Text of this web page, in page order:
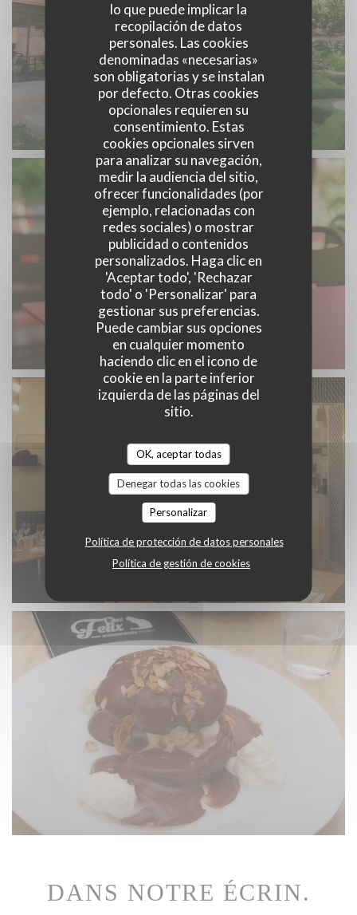
lo que puede implicar la
recopilación de datos
personales. Las cookies
denominadas «necesarias»
son obligatorias y se instalan
por defecto. Otras cookies
opcionales requieren su
consentimiento. Estas
cookies opcionales sirven
para analizar su navegación,
medir la audiencia del sitio,
ofrecer funcionalidades (por
ejemplo, relacionadas con
redes sociales) o mostrar
publicidad o contenidos
personalizados. Haga clic en
'Aceptar todo', 'Rechazar
todo' o 'Personalizar' para
gestionar sus preferencias.
Puede cambiar sus opciones
en cualquier momento
haciendo clic en el icono de
cookie en la parte inferior
izquierda de las páginas del
sitio.
OK, aceptar todas
Denegar todas las cookies
Personalizar
Política de protección de datos personales
Política de gestión de cookies
DANS NOTRE ÉCRIN.